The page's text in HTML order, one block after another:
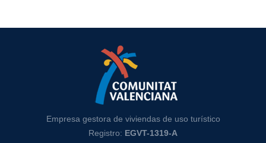
Empresa gestora de viviendas de uso turístico
Registro: EGVT-1319-A